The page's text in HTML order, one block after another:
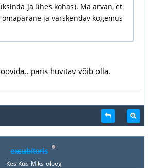
ja ühes kohas). Ma arvan, et
ja värskendav kogemus
päris huvitav võib olla.
excubitoris
Kes-Kus-Miks-oloog